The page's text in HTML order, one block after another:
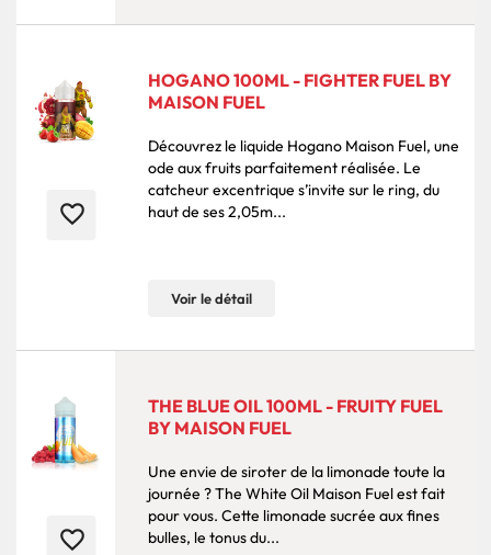
favorite_border
HOGANO 100ML - FIGHTER FUEL BY
MAISON FUEL
Découvrez le liquide Hogano Maison Fuel, une
ode aux fruits parfaitement réalisée. Le
catcheur excentrique s’invite sur le ring, du
haut de ses 2,05m...
Voir le détail
favorite_border
THE BLUE OIL 100ML - FRUITY FUEL
BY MAISON FUEL
Une envie de siroter de la limonade toute la
journée ? The White Oil Maison Fuel est fait
pour vous. Cette limonade sucrée aux fines
bulles, le tonus du...